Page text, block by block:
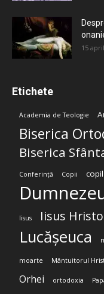
15
Etichete
Academia de Teologie
Biserica
Biserica
Conferință Copii copil
Iisus Iisus
Lucășeuca
moarte Mântuitorul
Orhei ortodoxia